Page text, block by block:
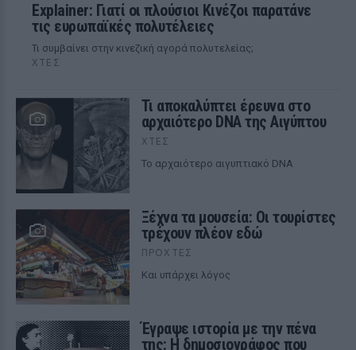
Explainer: Γιατί οι πλούσιοι Κινέζοι παρατάνε
τις ευρωπαϊκές πολυτέλειες
Τι συμβαίνει στην κινεζική αγορά πολυτελείας;
ΧΤΕΣ
Τι αποκαλύπτει έρευνα στο
αρχαιότερο DNA της Αιγύπτου
ΧΤΕΣ
Το αρχαιότερο αιγυπτιακό DNA
Ξέχνα τα μουσεία: Οι τουρίστες
τρέχουν πλέον εδώ
ΠΡΟΧΤΈΣ
Και υπάρχει λόγος
Έγραψε ιστορία με την πένα
της: Η δημοσιογράφος που